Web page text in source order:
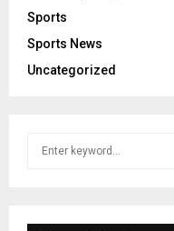
Sports
Sports News
Uncategorized